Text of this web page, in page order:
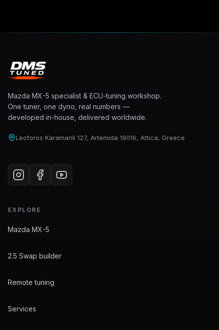
Mazda MX-5 specialist & ECU-tuning workshop.
One tuner, one dyno, real numbers —
developed in-house, delivered worldwide.
Leoforos Karamanli 127, Artemida 19016, Attica, Greece
EXPLORE
Mazda MX-5
2.5 Swap builder
Remote tuning
Services